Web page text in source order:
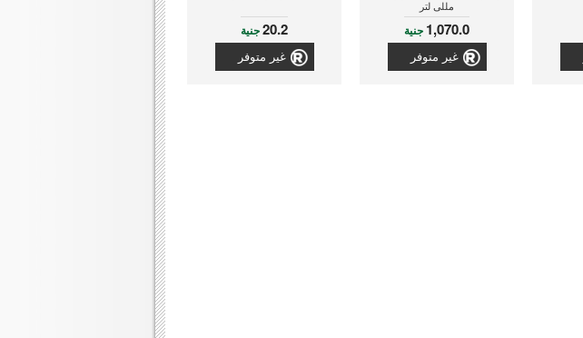
مللى لتر
1,070.0 جنية
غير متوفر
20.2جنية
غير متوفر